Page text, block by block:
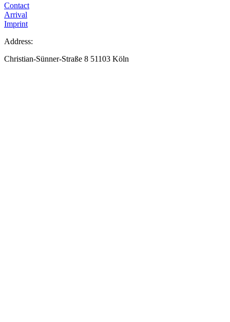
Contact
Arrival
Imprint
Address:
Christian-Sünner-Straße 8 51103 Köln